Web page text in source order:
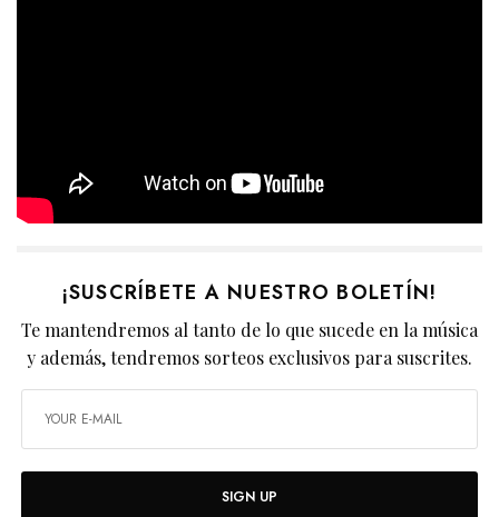
¡SUSCRÍBETE A NUESTRO BOLETÍN!
Te mantendremos al tanto de lo que sucede en la música
y además, tendremos sorteos exclusivos para suscrites.
SIGN UP